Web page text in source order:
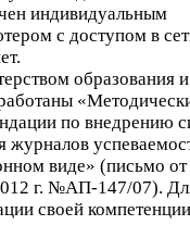
индивидуальным
с доступом в
образования
по внедрению
журналов
виде» (письмо от
г. №АП-147/07).
своей компетенции